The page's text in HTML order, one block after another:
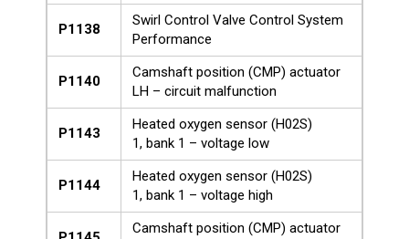
P1138
Swirl Control Valve Control System
Performance
P1140
Camshaft position (CMP) actuator
LH – circuit malfunction
P1143
Heated oxygen sensor (H02S)
1, bank 1 – voltage low
P1144
Heated oxygen sensor (H02S)
1, bank 1 – voltage high
Camshaft position (CMP) actuator